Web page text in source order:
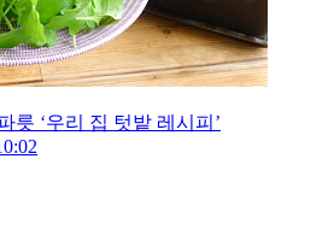
릇 ‘우리 집 텃밭 레시피’